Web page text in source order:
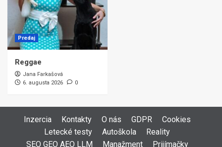
Predaj
Reggae
Jana Farkašová
6. augusta 2026
0
Inzercia Kontakty O nás GDPR
Cookies
Letecké testy
Autoškola
Reality
SEO GEO AEO LLM
Manažment Prijímačky